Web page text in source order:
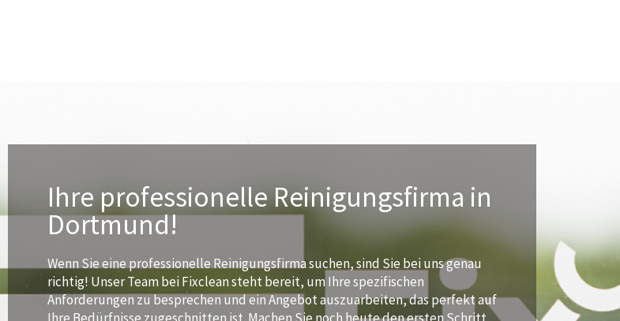
Ihre professionelle Reinigungsfirma in
Dortmund!
Wenn Sie eine professionelle Reinigungsfirma suchen, sind Sie bei uns genau
richtig! Unser Team bei Fixclean steht bereit, um Ihre spezifischen
Anforderungen zu besprechen und ein Angebot auszuarbeiten, das perfekt auf
Ihre Bedürfnisse zugeschnitten ist. Machen Sie noch heute den ersten Schritt